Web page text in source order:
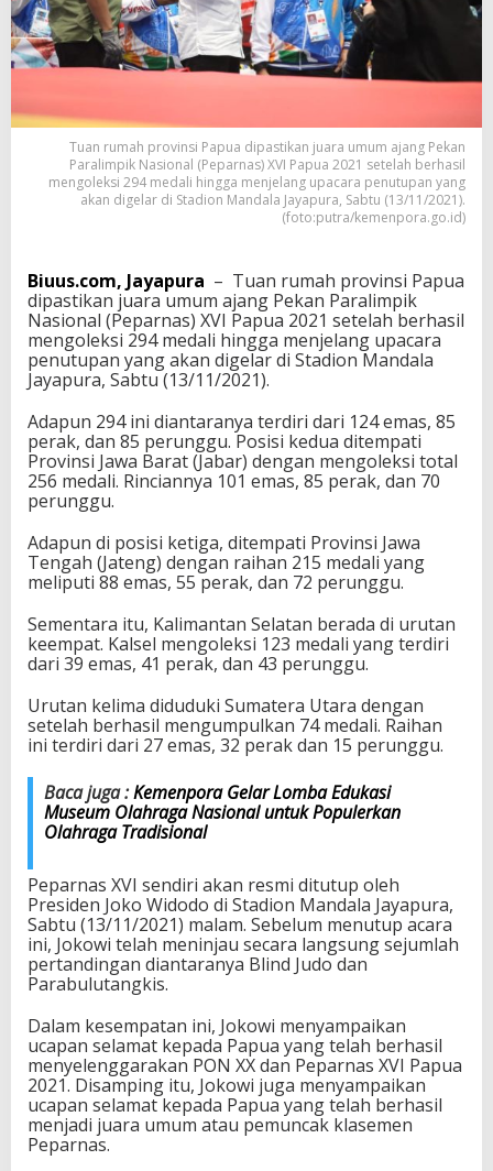
T
u
a
n
m
a
h
P
a
D
i
p
a
s
t
k
a
n
J
r
a
U
u
m
Tuan rumah provinsi Papua dipastikan juara umum ajang Pekan
Paralimpik Nasional (Peparnas) XVI Papua 2021 setelah berhasil
mengoleksi 294 medali hingga menjelang upacara penutupan yang
akan digelar di Stadion Mandala Jayapura, Sabtu (13/11/2021).
(foto:putra/kemenpora.go.id)
Biuus.com, Jayapura – Tuan rumah provinsi Papua
dipastikan juara umum ajang Pekan Paralimpik
Nasional (Peparnas) XVI Papua 2021 setelah berhasil
mengoleksi 294 medali hingga menjelang upacara
penutupan yang akan digelar di Stadion Mandala
Jayapura, Sabtu (13/11/2021).
Adapun 294 ini diantaranya terdiri dari 124 emas, 85
perak, dan 85 perunggu. Posisi kedua ditempati
Provinsi Jawa Barat (Jabar) dengan mengoleksi total
256 medali. Rinciannya 101 emas, 85 perak, dan 70
perunggu.
Adapun di posisi ketiga, ditempati Provinsi Jawa
Tengah (Jateng) dengan raihan 215 medali yang
meliputi 88 emas, 55 perak, dan 72 perunggu.
Sementara itu, Kalimantan Selatan berada di urutan
keempat. Kalsel mengoleksi 123 medali yang terdiri
dari 39 emas, 41 perak, dan 43 perunggu.
Urutan kelima diduduki Sumatera Utara dengan
setelah berhasil mengumpulkan 74 medali. Raihan
ini terdiri dari 27 emas, 32 perak dan 15 perunggu.
Baca juga :Kemenpora Gelar Lomba Edukasi
Museum Olahraga Nasional untuk Populerkan
Olahraga Tradisional
Peparnas XVI sendiri akan resmi ditutup oleh
Presiden Joko Widodo di Stadion Mandala Jayapura,
Sabtu (13/11/2021) malam. Sebelum menutup acara
ini, Jokowi telah meninjau secara langsung sejumlah
pertandingan diantaranya Blind Judo dan
Parabulutangkis.
Dalam kesempatan ini, Jokowi menyampaikan
ucapan selamat kepada Papua yang telah berhasil
menyelenggarakan PON XX dan Peparnas XVI Papua
2021. Disamping itu, Jokowi juga menyampaikan
ucapan selamat kepada Papua yang telah berhasil
menjadi juara umum atau pemuncak klasemen
Peparnas.